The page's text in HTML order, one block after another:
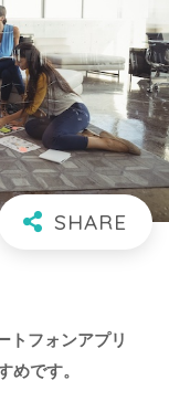
トフォンアプリ
めです。